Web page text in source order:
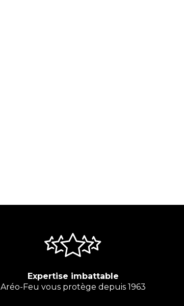
Expertise imbattable
Aréo-Feu vous protège depuis 1963